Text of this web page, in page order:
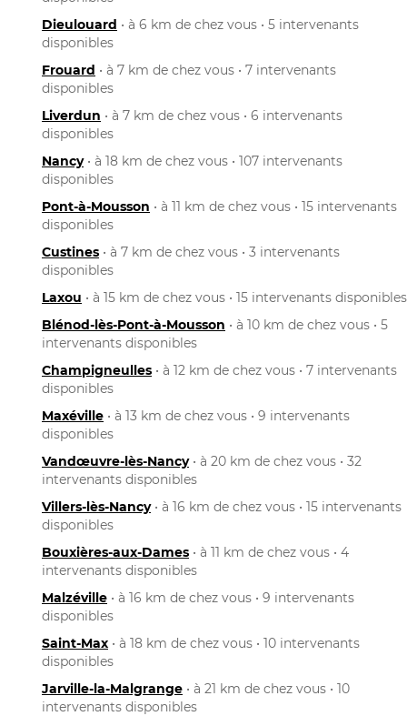
Dieulouard • à 6 km de chez vous • 5 intervenants
disponibles
Frouard • à 7 km de chez vous • 7 intervenants
disponibles
Liverdun • à 7 km de chez vous • 6 intervenants
disponibles
Nancy• à 18 km de chez vous • 107 intervenants
disponibles
Pont-à-Mousson • à 11 km de chez vous • 15 intervenants
disponibles
Custines • à 7 km de chez vous • 3 intervenants
disponibles
Laxou • à 15 km de chez vous • 15 intervenants disponibles
Blénod-lès-Pont-à-Mousson • à 10 km de chez vous • 5
intervenants disponibles
Champigneulles • à 12 km de chez vous • 7 intervenants
disponibles
Maxéville • à 13 km de chez vous • 9 intervenants
disponibles
Vandœuvre-lès-Nancy• à 20 km de chez vous • 32
intervenants disponibles
Villers-lès-Nancy• à 16 km de chez vous • 15 intervenants
disponibles
Bouxières-aux-Dames • à 11 km de chez vous • 4
intervenants disponibles
Malzéville • à 16 km de chez vous • 9 intervenants
disponibles
Saint-Max • à 18 km de chez vous • 10 intervenants
disponibles
Jarville-la-Malgrange • à 21 km de chez vous • 10
intervenants disponibles